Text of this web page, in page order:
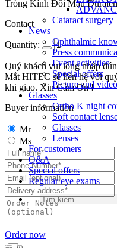
Cataract surgery
News
Ophthalmic
Press
Event activities
Special offers
Picture and video
Glasses
Ortho K night
Soft contact
Glasses
Lenses
For customers
Q&A
Special offers
Regular eye exams
Tròng Kính Đổi Màu
Contact
Quantity:
Quý khách vui lòng nhập
Mắt HITEC sẽ liên hệ với
khi giao. Xin Cảm Ơn !
Buyer information
Mr
Ms
Order now